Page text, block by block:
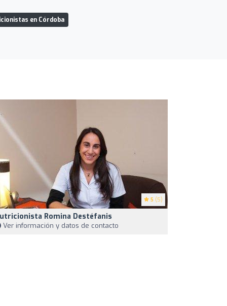
en Córdoba
5 (5)
Romina Destéfanis
Ver información y datos de contacto